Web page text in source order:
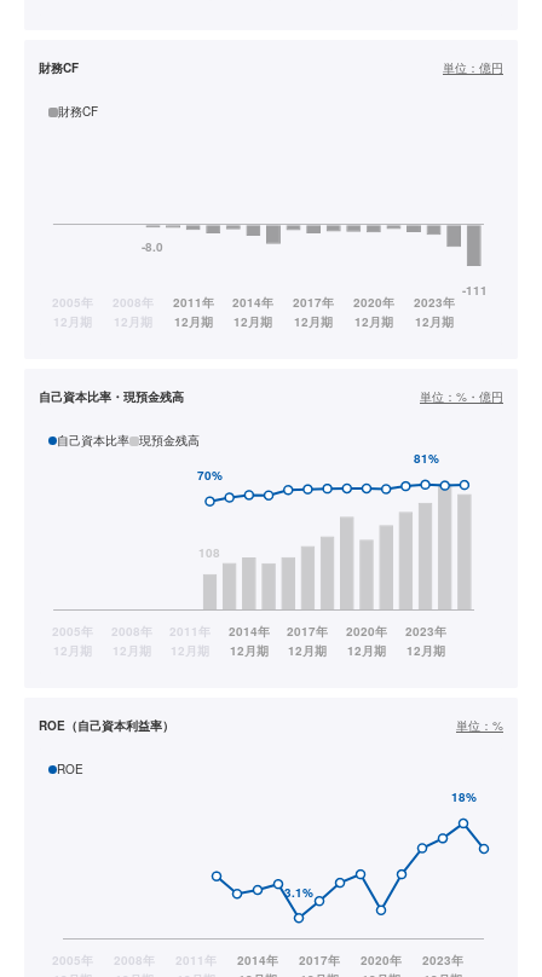
財務CF 単位： 億円
財務CF
自己資本比率・現預金残高 単位： %・億円
自己資本比率 現預金残高
ROE（自己資本利益率） 単位： %
ROE